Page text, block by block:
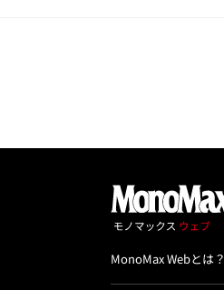
MonoMax Webとは？